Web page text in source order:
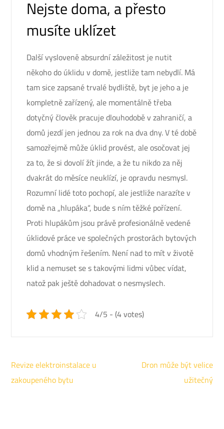
Nejste doma, a přesto
musíte uklízet
Další vysloveně absurdní záležitost je nutit
někoho do úklidu v domě, jestliže tam nebydlí. Má
tam sice zapsané trvalé bydliště, byt je jeho a je
kompletně zařízený, ale momentálně třeba
dotyčný člověk pracuje dlouhodobě v zahraničí, a
domů jezdí jen jednou za rok na dva dny. V té době
samozřejmě může úklid provést, ale osočovat jej
za to, že si dovolí žít jinde, a že tu nikdo za něj
dvakrát do měsíce neuklízí, je opravdu nesmysl.
Rozumní lidé toto pochopí, ale jestliže narazíte v
domě na „hlupáka“, bude s ním těžké pořízení.
Proti hlupákům jsou právě profesionálně vedené
úklidové práce ve společných prostorách bytových
domů vhodným řešením. Není nad to mít v životě
klid a nemuset se s takovými lidmi vůbec vídat,
natož pak ještě dohadovat o nesmyslech.
4/5 - (4 votes)
Navigace
pro
Revize elektroinstalace u
zakoupeného bytu
Dron může být velice
užitečný